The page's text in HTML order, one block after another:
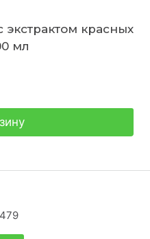
красных
мл